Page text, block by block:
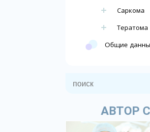
Саркома
Тератома
Общие
АВТОР